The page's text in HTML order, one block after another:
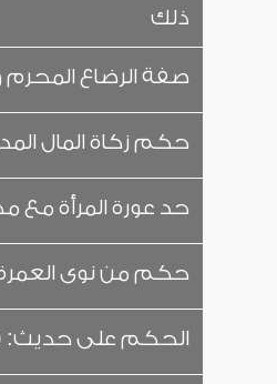
ذلك
صفة الرضاع
حكم زكاة المال
حد عورة المرأة مع
حكم من نوى العمرة
الحكم على حديث: